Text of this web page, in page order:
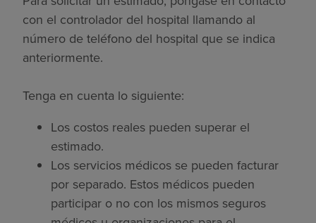
con el controlador del hospital llamando al
número de teléfono del hospital que se indica
anteriormente.
Tenga en cuenta lo siguiente:
Los costos reales pueden superar el
estimado.
Los servicios médicos se pueden facturar
por separado. Estos médicos pueden
participar o no con los mismos seguros